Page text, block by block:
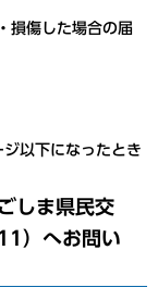
損傷した場合の届
以下になったとき
しま県民交
）へお問い